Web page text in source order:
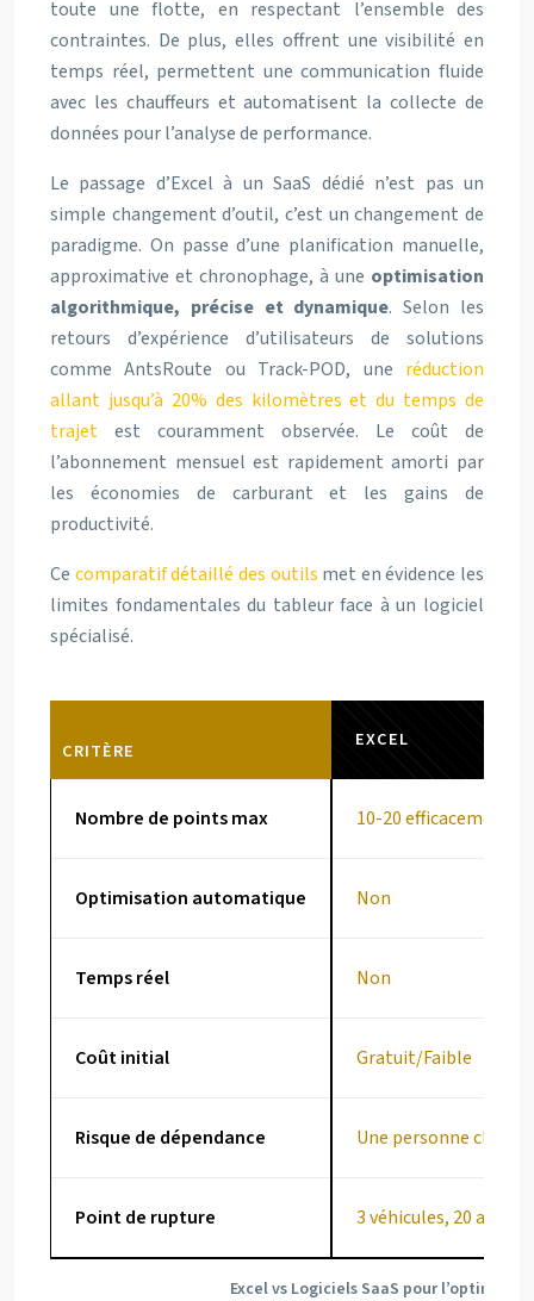
toute une flotte, en respectant l’ensemble des
contraintes. De plus, elles offrent une visibilité en
temps réel, permettent une communication fluide
avec les chauffeurs et automatisent la collecte de
données pour l’analyse de performance.
Le passage d’Excel à un SaaS dédié n’est pas un
simple changement d’outil, c’est un changement de
paradigme. On passe d’une planification manuelle,
approximative et chronophage, à une optimisation
algorithmique, précise et dynamique. Selon les
retours d’expérience d’utilisateurs de solutions
comme AntsRoute ou Track-POD, une réduction
allant jusqu’à 20% des kilomètres et du temps de
trajet est couramment observée. Le coût de
l’abonnement mensuel est rapidement amorti par
les économies de carburant et les gains de
productivité.
Ce comparatif détaillé des outils met en évidence les
limites fondamentales du tableur face à un logiciel
spécialisé.
Excel vs Logiciels SaaS pour
CRITÈRE EXCEL
Nombre de points max 10-20 efficacement
Optimisation automatique Non
Temps réel Non
Coût initial Gratuit/Faible
Risque de dépendance Une personne clé
Point de rupture 3 véhicules, 20 arrêts